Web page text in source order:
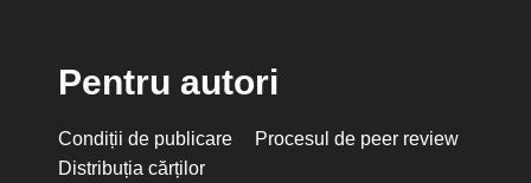
Pentru autori
Condiții de publicare
Procesul de peer review
Distribuția cărților